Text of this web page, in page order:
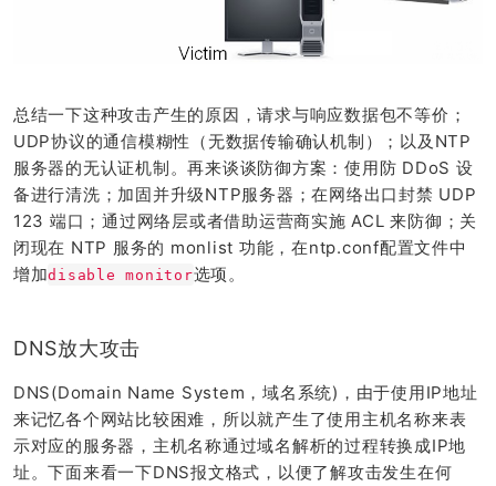
总结一下这种攻击产生的原因，请求与响应数据包不等价；
UDP协议的通信模糊性（无数据传输确认机制）；以及NTP
服务器的无认证机制。再来谈谈防御方案：使用防 DDoS 设
备进行清洗；加固并升级NTP服务器；在网络出口封禁 UDP
123 端口；通过网络层或者借助运营商实施 ACL 来防御；关
闭现在 NTP 服务的 monlist 功能，在ntp.conf配置文件中
增加disable monitor选项。
DNS放大攻击
DNS(Domain Name System，域名系统)，由于使用IP地址
来记忆各个网站比较困难，所以就产生了使用主机名称来表
示对应的服务器，主机名称通过域名解析的过程转换成IP地
址。下面来看一下DNS报文格式，以便了解攻击发生在何